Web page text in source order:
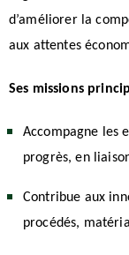
d’améliorer la
aux attentes
Ses missions
Accompagne les
progrès, en
Contribue aux
procédés,